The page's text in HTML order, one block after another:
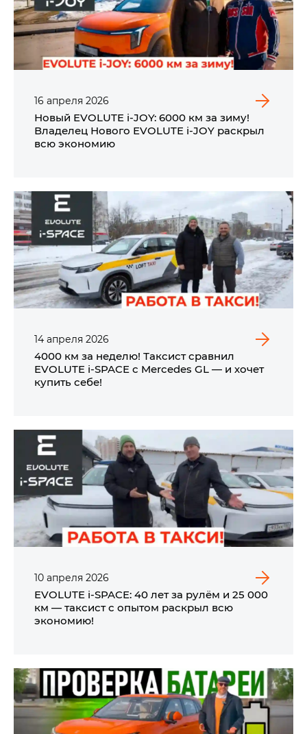
16 апреля 2026
Новый EVOLUTE i‑JOY: 6000 км за зиму!
Владелец Нового EVOLUTE i‑JOY раскрыл
всю экономию
14 апреля 2026
4000 км за неделю! Таксист сравнил
EVOLUTE i‑SPACE с Mercedes GL — и хочет
купить себе!
10 апреля 2026
EVOLUTE i‑SPACE: 40 лет за рулём и 25 000
км — таксист с опытом раскрыл всю
экономию!